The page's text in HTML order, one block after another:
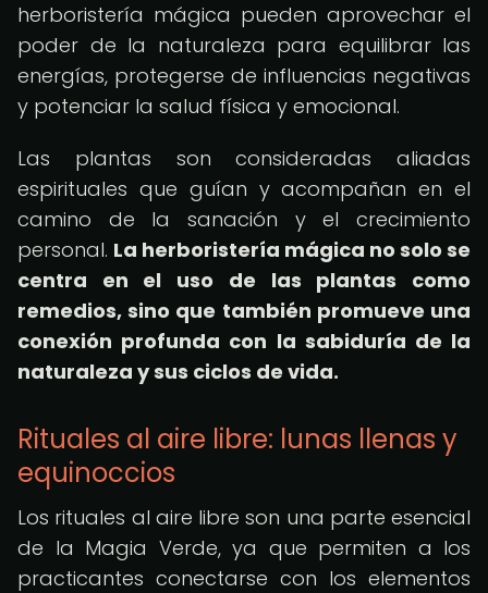
herboristería mágica pueden aprovechar el
poder de la naturaleza para equilibrar las
energías, protegerse de influencias negativas
y potenciar la salud física y emocional.
Las plantas son consideradas aliadas
espirituales que guían y acompañan en el
camino de la sanación y el crecimiento
personal. La herboristería mágica no solo se
centra en el uso de las plantas como
remedios, sino que también promueve una
conexión profunda con la sabiduría de la
naturaleza y sus ciclos de vida.
Rituales al aire libre: lunas llenas y
equinoccios
Los rituales al aire libre son una parte esencial
de la Magia Verde, ya que permiten a los
practicantes conectarse con los elementos